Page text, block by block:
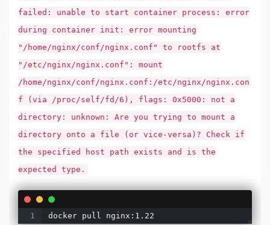
failed: unable to start container process: error
during container init: error mounting
"/home/nginx/conf/nginx.conf" to rootfs at
"/etc/nginx/nginx.conf": mount
/home/nginx/conf/nginx.conf:/etc/nginx/nginx.con
f (via /proc/self/fd/6), flags: 0x5000: not a
directory: unknown: Are you trying to mount a
directory onto a file (or vice-versa)? Check if
the specified host path exists and is the
expected type.
docker pull nginx:1.22